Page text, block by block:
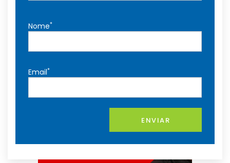
Nome*
Email*
ENVIAR